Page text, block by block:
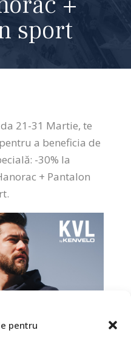
pentru
sport
21-31 Martie, te
a beneficia de
ă: -30% la
+ Pantalon